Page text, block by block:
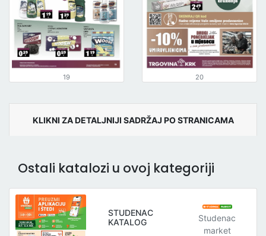
19 20
KLIKNI ZA DETALJNIJI SADRŽAJ PO STRANICAMA
Ostali katalozi u ovoj kategoriji
STUDENAC
KATALOG
Studenac
market